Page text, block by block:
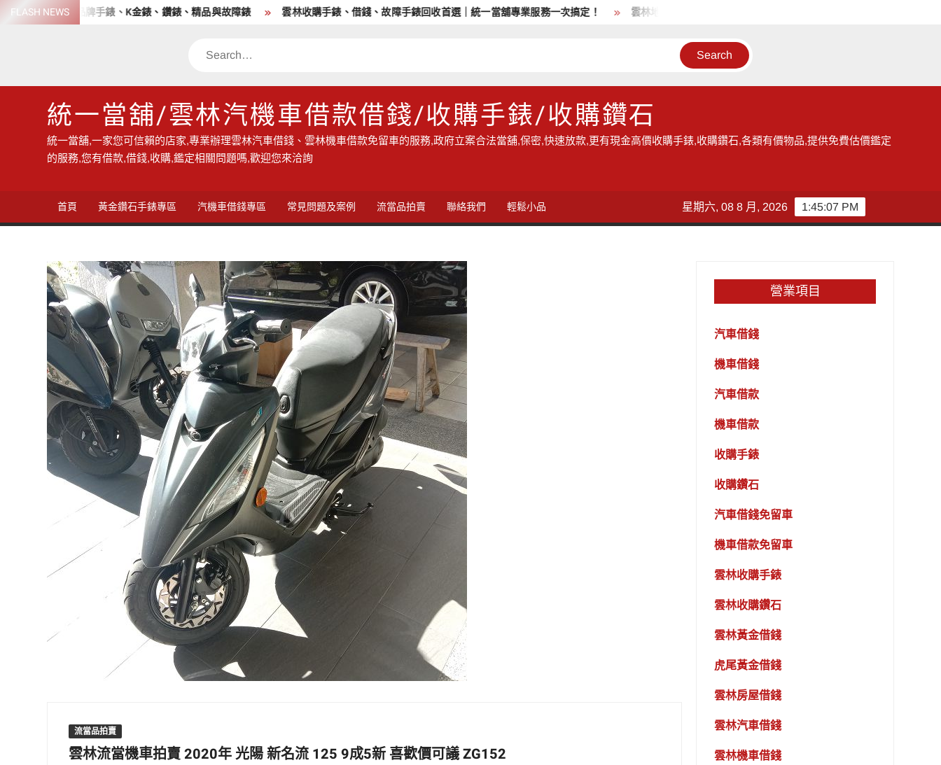
SkipFLASH NEWS
價收購各品牌手錶、K金錶、鑽錶、精品與故障錶 雲林收購手錶、借錢、故障手錶回收首選｜統一當舖專業服務一次搞定！ 雲林地區的收購手錶服務,讓您獲得現金高價雲林收購手錶的機會
Search
統一當舖/雲林汽機車借款借錢/收購手錶/收購鑽石
統一當舖,一家您可信賴的店家,專業辦理雲林汽車借錢、雲林機車借款免留車的服務,政府立案合法當舖,保密,快速放款,更有現金高價收購手錶,收購鑽石,各類有價物品,提供免費估價鑑定
的服務,您有借款,借錢,收購,鑑定相關問題嗎,歡迎您來洽詢
首頁 黃金鑽石手錶專區 汽機車借錢專區 常見問題及案例 流當品拍賣 聯絡我們 輕鬆小品 1:45:08 PM
星期六, 08 8 月, 2026
流當品拍賣
雲林流當機車拍賣 2020年 光陽 新名流 125 9成5新 喜歡價可議 ZG152
營業項目
汽車借錢
機車借錢
汽車借款
機車借款
收購手錶
收購鑽石
汽車借錢免留車
機車借款免留車
雲林收購手錶
雲林收購鑽石
雲林黃金借錢
虎尾黃金借錢
雲林房屋借錢
雲林汽車借錢
雲林機車借錢